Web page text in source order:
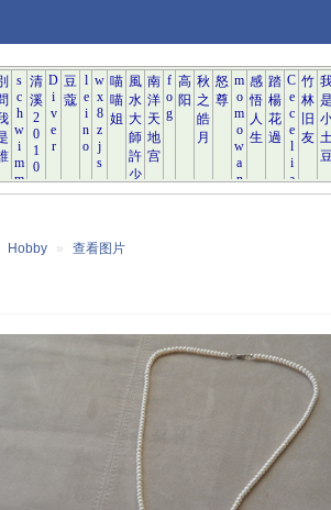
Hobby » 查看图片